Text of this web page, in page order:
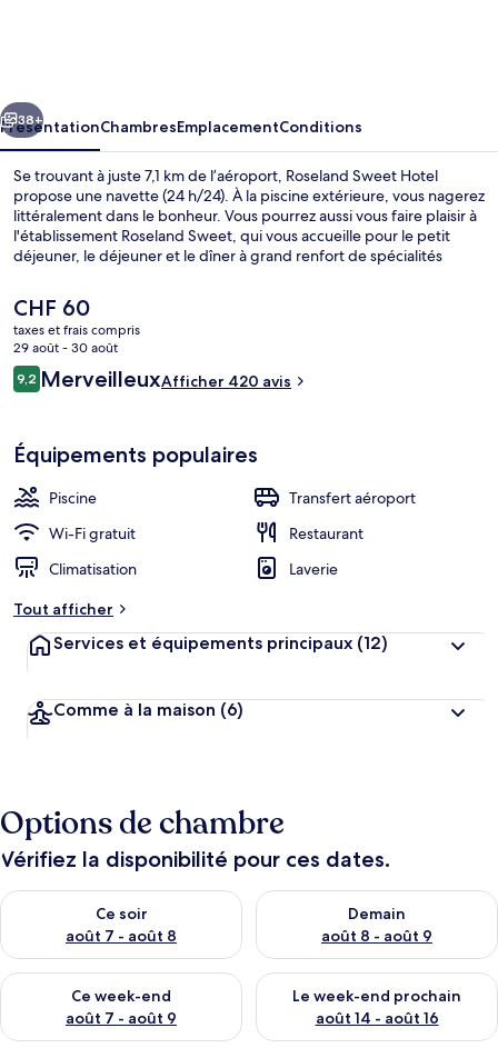
Suivant
38+
PrésentationChambresEmplacementConditions
Se trouvant à juste 7,1 km de l’aéroport, Roseland Sweet Hotel
propose une navette (24 h/24). À la piscine extérieure, vous nagerez
littéralement dans le bonheur. Vous pourrez aussi vous faire plaisir à
l'établissement Roseland Sweet, qui vous accueille pour le petit
déjeuner, le déjeuner et le dîner à grand renfort de spécialités
Centre commercial Vincom Center se trouvent par ailleurs à moins
de 10 minutes à pied. Le personnel attentionné et l'emplacement
remportent un franc succès auprès des autres voyageurs.
L'hébergement se situe à une très courte distance à pied des
transports publics : Station de métro Opera House se trouve à 6 min
et Station de métro Ba Son, à 13 min.
Le
prix
actuel
est
de
CHF 60
taxes et frais compris
29 août - 30 août
Avis
voyageurs
9,29,2 sur 10
MerveilleuxAfficher 420 avis
Équipements populaires
Piscine
Transfert aéroport
Wi-Fi gratuit
Restaurant
Climatisation
Laverie
Tout afficher
Services et équipements principaux (12)
Comme à la maison (6)
Options de chambre
Vérifiez la disponibilité pour ces dates.
Ce soir
août 7 - août 8
Vérifier la disponibilité pour ce soir août 7 - août 8
Demain
août 8 - août 9
Vérifier la disponibilité pour
Ce week-end
août 7 - août 9
Vérifier la disponibilité pour ce week-end août 7 - août 9
Le week-end prochain
août 14 - août 16
Vérifier la disponibilité pour